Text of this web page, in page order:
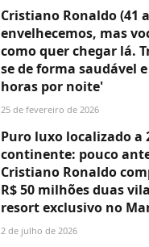
Cristiano Ronaldo (41
envelhecemos, mas
como quer chegar lá.
se de forma saudável
horas por noite'
25 de fevereiro de 2026
Puro luxo localizado a
continente: pouco
Cristiano Ronaldo
R$ 50 milhões duas
resort exclusivo no
2 de julho de 2026